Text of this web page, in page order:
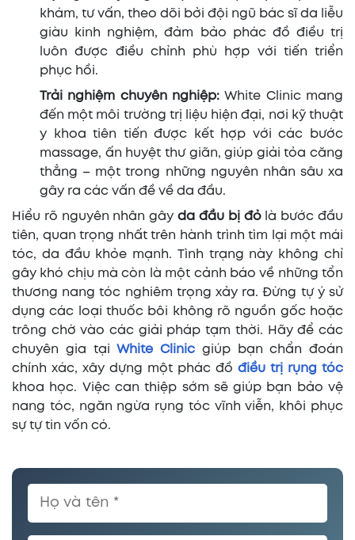
khám, tư vấn, theo dõi bởi đội ngũ bác sĩ da liễu
giàu kinh nghiệm, đảm bảo phác đồ điều trị
luôn được điều chỉnh phù hợp với tiến triển
phục hồi.
Trải nghiệm chuyên nghiệp:White Clinic mang
đến một môi trường trị liệu hiện đại, nơi kỹ thuật
y khoa tiên tiến được kết hợp với các bước
massage, ấn huyệt thư giãn, giúp giải tỏa căng
thẳng – một trong những nguyên nhân sâu xa
gây ra các vấn đề về da đầu.
Hiểu rõ nguyên nhân gâyda đầu bị đỏ là bước đầu
tiên, quan trọng nhất trên hành trình tìm lại một mái
tóc, da đầu khỏe mạnh. Tình trạng này không chỉ
gây khó chịu mà còn là một cảnh báo về những tổn
thương nang tóc nghiêm trọng xảy ra. Đừng tự ý sử
dụng các loại thuốc bôi không rõ nguồn gốc hoặc
trông chờ vào các giải pháp tạm thời. Hãy để các
chuyên gia tạiWhite Clinic giúp bạn chẩn đoán
chính xác, xây dựng một phác đồ điều trị rụng tóc
khoa học. Việc can thiệp sớm sẽ giúp bạn bảo vệ
nang tóc, ngăn ngừa rụng tóc vĩnh viễn, khôi phục
sự tự tin vốn có.